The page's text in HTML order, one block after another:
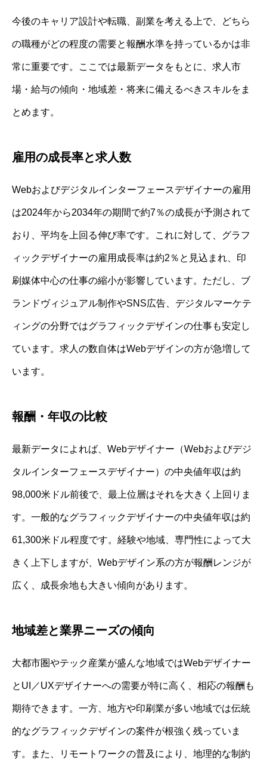
今後のキャリア設計や転職、副業を考える上で、どちら
の職種がどの程度の需要と報酬水準を持っているかは非
常に重要です。ここでは最新データをもとに、求人市
場・給与の傾向・地域差・将来に備えるべきスキルをま
とめます。
雇用の成長率と求人数
Webおよびデジタルインターフェースデザイナーの雇用
は2024年から2034年の期間で約7％の成長が予測されて
おり、平均を上回る伸び率です。これに対して、グラフ
ィックデザイナーの雇用成長率は約2％と見込まれ、印
刷媒体中心の仕事の縮小が影響しています。ただし、ブ
ランドヴィジュアル制作やSNS広告、デジタルマーケテ
ィングの分野ではグラフィックデザインの仕事も安定し
ています。求人の数自体はWebデザインの方が急増して
います。
報酬・年収の比較
最新データによれば、Webデザイナー（Webおよびデジ
タルインターフェースデザイナー）の中央値年収は約
98,000米ドル前後で、最上位層はそれを大きく上回りま
す。一般的なグラフィックデザイナーの中央値年収は約
61,300米ドル程度です。経験や地域、専門性によって大
きく上下しますが、Webデザイン系の方が報酬レンジが
広く、成長余地も大きい傾向があります。
地域差と業界ニーズの傾向
大都市圏やテック産業が盛んな地域ではWebデザイナー
とUI／UXデザイナーへの需要が特に高く、相応の報酬も
期待できます。一方、地方や印刷業が多い地域では伝統
的なグラフィックデザインの案件が根強く残っていま
す。また、リモートワークの普及により、地理的な制約